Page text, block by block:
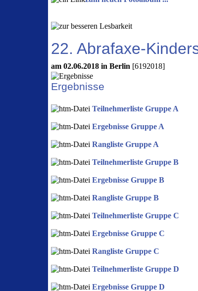
22. Abrafaxe-
am 02.06.2018 in Berlin [6192018]
Ergebnisse
Teilnehmerliste Gruppe A
Ergebnisse Gruppe A
Rangliste Gruppe A
Teilnehmerliste Gruppe B
Ergebnisse Gruppe B
Rangliste Gruppe B
Teilnehmerliste Gruppe C
Ergebnisse Gruppe C
Rangliste Gruppe C
Teilnehmerliste Gruppe D
Ergebnisse Gruppe D